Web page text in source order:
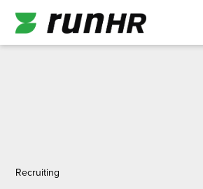
Recruiting